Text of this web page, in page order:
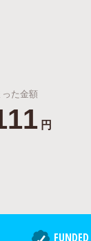
から探す
た金額
円
FUNDED